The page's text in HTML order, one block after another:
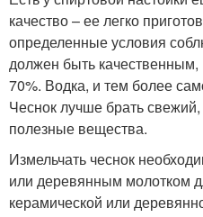
качество – ее легко
определенные условия
должен быть
70%. Водка, и тем более
Чеснок лучше брать
полезные вещества.
Измельчать чеснок
или деревянным молотком
керамической или